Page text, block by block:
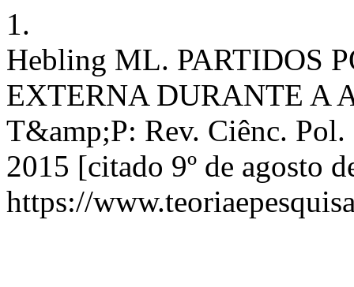
1.
Hebling ML. PARTIDOS
EXTERNA DURANTE A
T&amp;P: Rev. Ciênc.
2015 [citado 9º de agosto
https://